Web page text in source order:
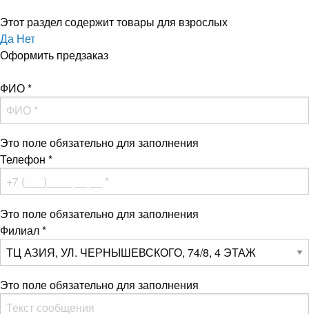
Этот раздел содержит товары для взрослых
Да Нет
Оформить предзаказ
ФИО*
Это поле обязательно для заполнения
Телефон *
Это поле обязательно для заполнения
Филиал*
Это поле обязательно для заполнения